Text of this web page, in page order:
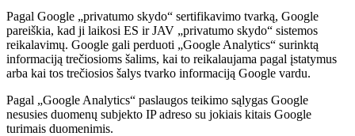
Pagal Google „privatumo skydo“ sertifikavimo tvarką, Google
pareiškia, kad ji laikosi ES ir JAV „privatumo skydo“ sistemos
reikalavimų. Google gali perduoti „Google Analytics“ surinktą
informaciją trečiosioms šalims, kai to reikalaujama pagal įstatymus
arba kai tos trečiosios šalys tvarko informaciją Google vardu.
Pagal „Google Analytics“ paslaugos teikimo sąlygas Google
nesusies duomenų subjekto IP adreso su jokiais kitais Google
turimais duomenimis.